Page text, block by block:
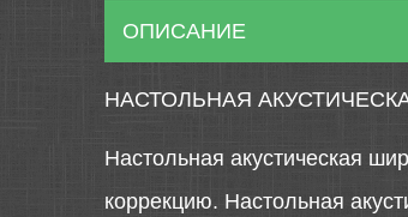
ОПИСАНИЕ
НАСТОЛЬНАЯ
Настольная акустическая
коррекцию. Настольная